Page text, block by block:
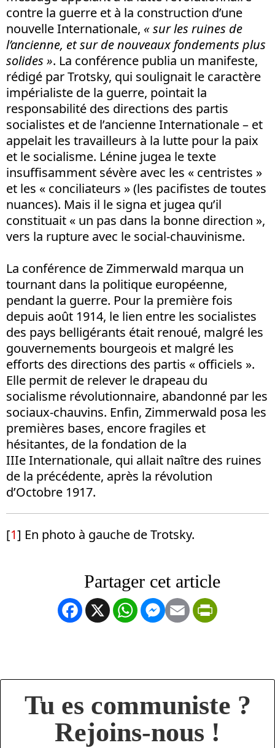
contre la guerre et à la construction d’une
nouvelle Internationale, « sur les ruines de
l’ancienne, et sur de nouveaux fondements plus
solides ». La conférence publia un manifeste,
rédigé par Trotsky, qui soulignait le caractère
impérialiste de la guerre, pointait la
responsabilité des directions des partis
socialistes et de l’ancienne Internationale – et
appelait les travailleurs à la lutte pour la paix
et le socialisme. Lénine jugea le texte
insuffisamment sévère avec les « centristes »
et les « conciliateurs » (les pacifistes de toutes
nuances). Mais il le signa et jugea qu’il
constituait « un pas dans la bonne direction »,
vers la rupture avec le social-chauvinisme.
La conférence de Zimmerwald marqua un
tournant dans la politique européenne,
pendant la guerre. Pour la première fois
depuis août 1914, le lien entre les socialistes
des pays belligérants était renoué, malgré les
gouvernements bourgeois et malgré les
efforts des directions des partis « officiels ».
Elle permit de relever le drapeau du
socialisme révolutionnaire, abandonné par les
sociaux-chauvins. Enfin, Zimmerwald posa les
premières bases, encore fragiles et
hésitantes, de la fondation de la
IIIe Internationale, qui allait naître des ruines
de la précédente, après la révolution
d’Octobre 1917.
[1] En photo à gauche de Trotsky.
Facebook
X WhatsApp
Messenger
Email
Tu es communiste ?
Rejoins-nous !